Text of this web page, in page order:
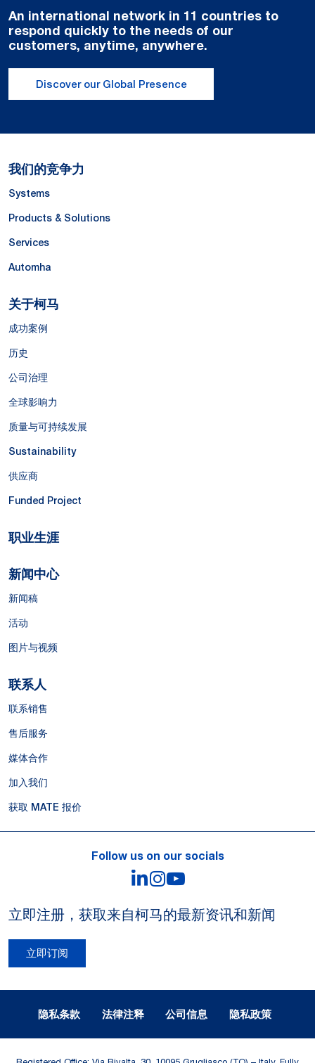
An international network in 11 countries to
respond quickly to the needs of our
customers, anytime, anywhere.
Discover our Global Presence
我们的竞争力
Systems
Products & Solutions
Services
Automha
关于柯马
成功案例
历史
公司治理
全球影响力
质量与可持续发展
Sustainability
供应商
Funded Project
职业生涯
新闻中心
新闻稿
活动
图片与视频
联系人
联系销售
售后服务
媒体合作
加入我们
获取 MATE 报价
Follow us on our socials
LinkedIn
Instagram
立即注册，获取来自柯马的最新资讯和新闻
立即订阅
隐私条款 法律注释 公司信息 隐私政策